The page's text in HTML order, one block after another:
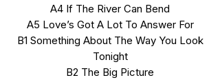
A4 If The River Can Bend
A5 Love’s Got A Lot To Answer For
B1 Something About The Way You Look
Tonight
B2 The Big Picture